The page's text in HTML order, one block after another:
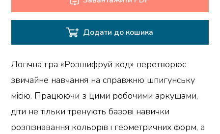
Додати до кошика
Логічна гра «Розшифруй код» перетворює
звичайне навчання на справжню шпигунську
місію. Працюючи з цими робочими аркушами,
діти не тільки тренують базові навички
розпізнавання кольорів і геометричних форм, а